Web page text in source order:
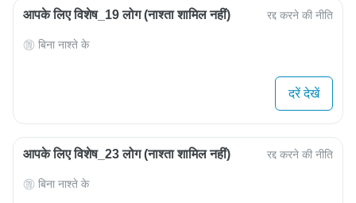
आपके लिए विशेष_19 लोग (नाश्ता शामिल नहीं) रद्द करने की नीति
बिना नाश्ते के
दरें देखें
आपके लिए विशेष_23 लोग (नाश्ता शामिल नहीं) रद्द करने की नीति
बिना नाश्ते के